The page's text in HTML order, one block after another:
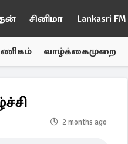
சினிமா Lankasri FM
வாழ்க்கைமுறை
2 months ago